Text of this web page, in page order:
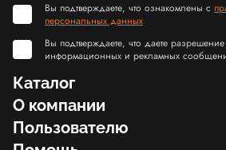
Вы подтверждаете, что ознакомлены с
персональных данных
Вы подтверждаете, что даете
информационных и рекламных
Каталог
О компании
Пользователю